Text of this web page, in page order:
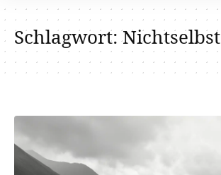
Schlagwort:Nichtselbst